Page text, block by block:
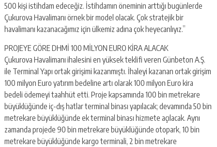
500 kişi istihdam edeceğiz. İstihdamın öneminin arttığı bugünlerde
Çukurova Havalimanı örnek bir model olacak. Çok stratejik bir
havalimanı kazanacağımız için ülkemiz adına çok heyecanlıyız.’’
PROJEYE GÖRE DHMİ 100 MİLYON EURO KİRA ALACAK
Çukurova Havalimanı ihalesini en yüksek teklifi veren Günbeton A.Ş.
ile Terminal Yapı ortak girişimi kazanmıştı. İhaleyi kazanan ortak girişim
100 milyon Euro yatırım bedeline artı olarak 100 milyon Euro kira
bedeli ödemeyi taahhüt etti. Proje kapsamında 100 bin metrekare
büyüklüğünde iç-dış hatlar terminal binası yapılacak; devamında 50 bin
metrekare büyüklüğünde ek terminal binası hizmete açılacak. Aynı
zamanda projede 90 bin metrekare büyüklüğünde otopark, 10 bin
metrekare büyüklüğünde kargo terminali, 2 bin metrekare